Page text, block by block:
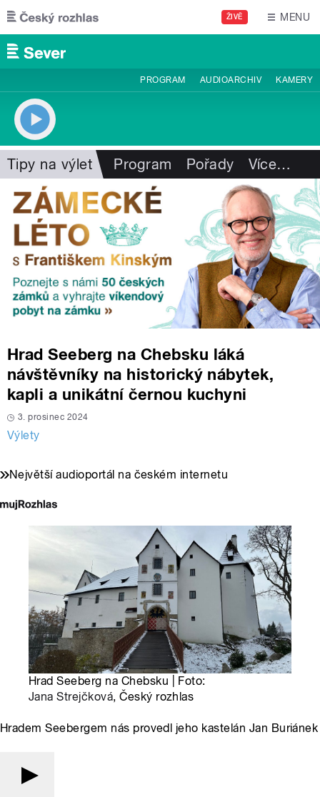
Přejít k hlavnímu obsahu
ŽIVĚ MENU
PROGRAM AUDIOARCHIV KAMERY
Tipy na výlet Program Pořady Více…
Hrad Seeberg na Chebsku láká
návštěvníky na historický nábytek,
kapli a unikátní černou kuchyni
3. prosinec 2024
Výlety
Největší audioportál na českém internetu
Hrad Seeberg na Chebsku | Foto:
Jana Strejčková, Český rozhlas
Hradem Seebergem nás provedl jeho kastelán Jan Buriánek